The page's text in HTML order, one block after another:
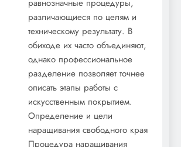
мастерская: услуги,
и примеры оформления
равнозначные процедуры,
различающиеся по целям и
техническому результату. В
обиходе их часто объединяют,
однако профессиональное
разделение позволяет точнее
описать этапы работы с
искусственным покрытием.
Определение и цели
наращивания свободного края
Процедура наращивания